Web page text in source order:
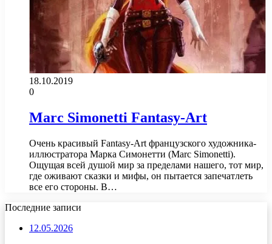
18.10.2019
0
Marc Simonetti Fantasy-Art
Очень красивый Fantasy-Art французского художника-
иллюстратора Марка Симонетти (Marc Simonetti).
Ощущая всей душой мир за пределами нашего, тот мир,
где оживают сказки и мифы, он пытается запечатлеть
все его стороны. В…
Последние записи
12.05.2026